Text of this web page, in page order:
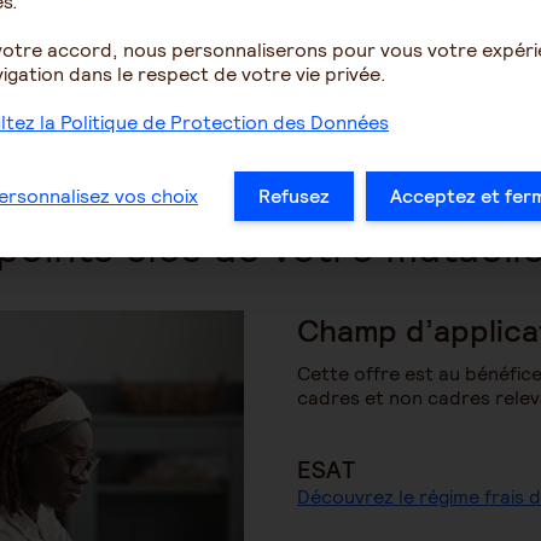
le modèle associatif
fragiles, au service
clés de votre
Champ
Cette offre est au
cadres et non cadres
ESAT
Découvrez le régime frais
accord, nous personnaliserons pour vous votre
dans le respect de votre vie privée.
la Politique de Protection des Données
vos choix Refusez Acceptez et